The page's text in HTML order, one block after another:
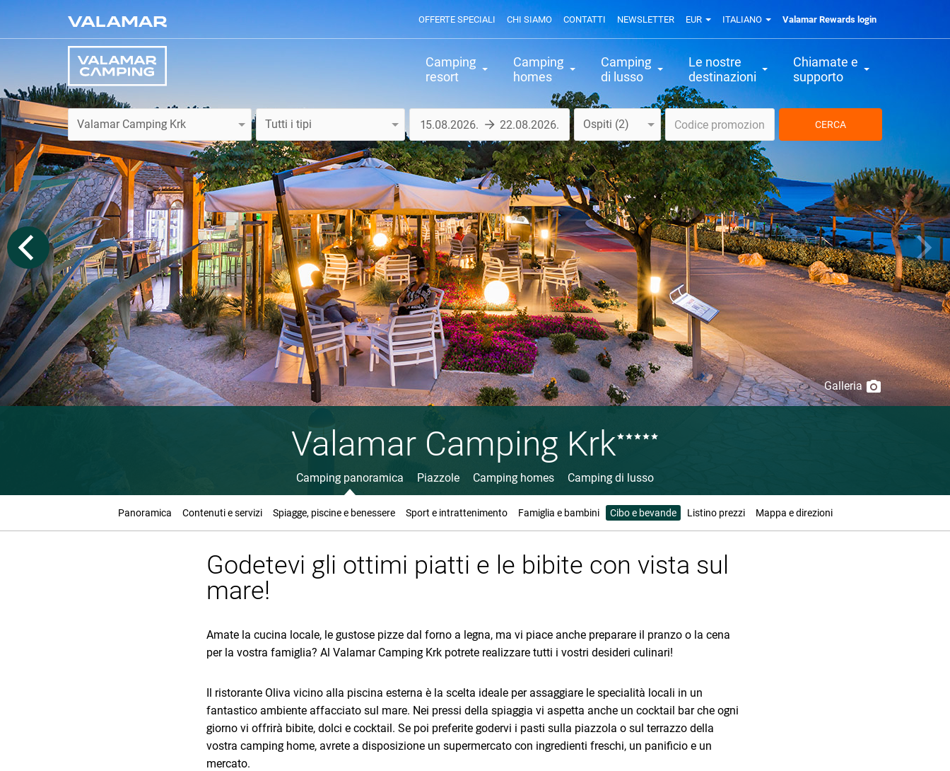
OFFERTE SPECIALI CHI SIAMO CONTATTI NEWSLETTER EUR ITALIANO Valamar Rewards login
Camping
resort
Camping
homes
Camping
di lusso
Le nostre
destinazioni
Chiamate e
supporto
Ospiti 2 CERCA
Galleria
Valamar Camping Krk
Camping panoramica Piazzole Camping homes Camping di lusso
Panoramica Contenuti e servizi Spiagge, piscine e benessere Sport e intrattenimento Famiglia e bambini Cibo e bevande Listino prezzi Mappa e direzioni
Godetevi gli ottimi piatti e le bibite con vista sul
mare!
Amate la cucina locale, le gustose pizze dal forno a legna, ma vi piace anche preparare il pranzo o la cena
per la vostra famiglia? Al Valamar Camping Krk potrete realizzare tutti i vostri desideri culinari!
Il ristorante Oliva vicino alla piscina esterna è la scelta ideale per assaggiare le specialità locali in un
fantastico ambiente affacciato sul mare. Nei pressi della spiaggia vi aspetta anche un cocktail bar che ogni
giorno vi offrirà bibite, dolci e cocktail. Se poi preferite godervi i pasti sulla piazzola o sul terrazzo della
vostra camping home, avrete a disposizione un supermercato con ingredienti freschi, un panificio e un
mercato.